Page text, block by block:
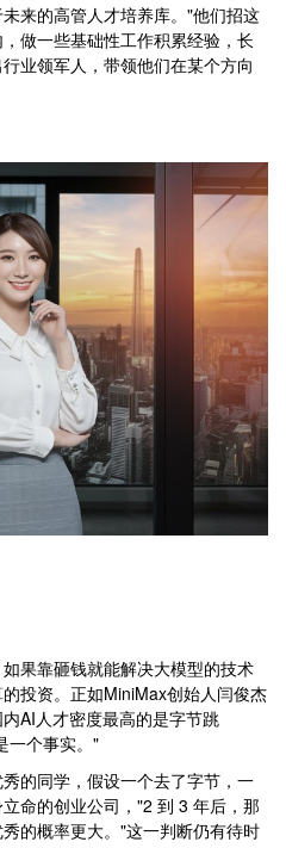
来的高管人才培养库。"他们招这
做一些基础性工作积累经验，长
业领军人，带领他们在某个方向
果靠砸钱就能解决大模型的技术
投资。正如MiniMax创始人闫俊杰
AI人才密度最高的是字节跳
一个事实。"
的同学，假设一个去了字节，一
命的创业公司，"2 到 3 年后，那
的概率更大。"这一判断仍有待时